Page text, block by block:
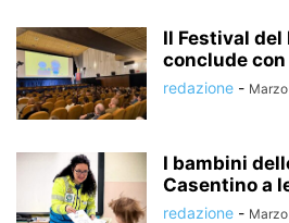
Il Festival del
conclude con
redazione -
I bambini
Casentino a
redazione -